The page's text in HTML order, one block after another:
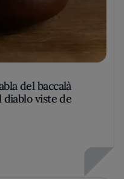
del baccalà
viste de